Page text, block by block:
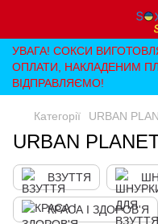
УВАГА! СОКСИ
ОПЛАТИ, НАКЛАДЕНИМ
ВІДПРАВЛЯЄМО!
Категорії URBAN
URBAN
ВЗУТТЯ
КРАСА І ЗДОРОВ'Я